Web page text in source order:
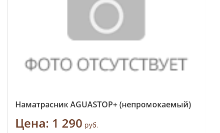
Наматрасник AGUASTOP+ (непромокаемый)
Цена: 1 290 руб.